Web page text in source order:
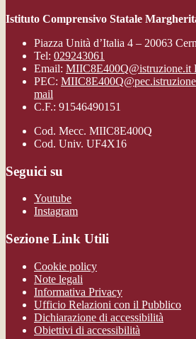
Istituto Comprensivo Statale
Piazza Unità d’Italia 4 – 20063
Tel: 029243061
Email: MIIC8E400Q@istruzione.it
PEC:
mail
C.F.: 91546490151
Cod. Mecc. MIIC8E400Q
Cod. Univ. UF4X16
Seguici su
Youtube
Instagram
Sezione Link Utili
Cookie policy
Note legali
Informativa Privacy
Ufficio Relazioni con il Pubblico
Dichiarazione di accessibilità
Obiettivi di accessibilità